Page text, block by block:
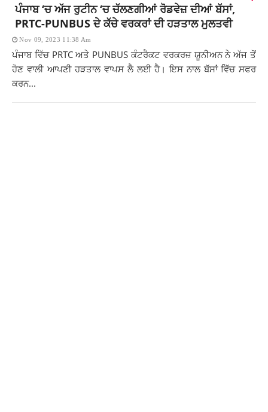
ਪੰਜਾਬ ‘ਚ ਅੱਜ ਰੁਟੀਨ ‘ਚ ਚੱਲਣਗੀਆਂ ਰੋਡਵੇਜ਼ ਦੀਆਂ ਬੱਸਾਂ,
PRTC-PUNBUS ਦੇ ਕੱਚੇ ਵਰਕਰਾਂ ਦੀ ਹੜਤਾਲ ਮੁਲਤਵੀ
Nov 09, 2023 11:38 Am
ਪੰਜਾਬ ਵਿੱਚ PRTC ਅਤੇ PUNBUS ਕੰਟਰੈਕਟ ਵਰਕਰਜ਼ ਯੂਨੀਅਨ ਨੇ ਅੱਜ ਤੋਂ
ਹੋਣ ਵਾਲੀ ਆਪਣੀ ਹੜਤਾਲ ਵਾਪਸ ਲੈ ਲਈ ਹੈ। ਇਸ ਨਾਲ ਬੱਸਾਂ ਵਿੱਚ ਸਫਰ
ਕਰਨ...